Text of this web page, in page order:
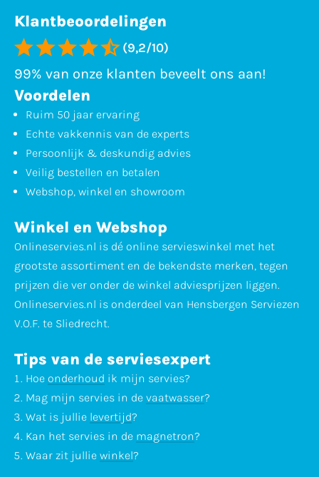
Klantbeoordelingen
(9,2/10)
99% van onze klanten beveelt ons aan!
Voordelen
Ruim 50 jaar ervaring
Echte vakkennis van de experts
Persoonlijk & deskundig advies
Veilig bestellen en betalen
Webshop, winkel en showroom
Winkel en Webshop
Onlineservies.nl is dé online servieswinkel met het
grootste assortiment en de bekendste merken, tegen
prijzen die ver onder de winkel adviesprijzen liggen.
Onlineservies.nl is onderdeel van Hensbergen Serviezen
V.O.F. te Sliedrecht.
Tips van de serviesexpert
Hoe onderhoud ik mijn servies?
Mag mijn servies in de vaatwasser?
Wat is jullie levertijd?
Kan het servies in de magnetron?
Waar zit jullie winkel?